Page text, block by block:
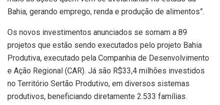
Bahia, gerando emprego, renda e produção de alimentos”.
Os novos investimentos anunciados se somam a 89
projetos que estão sendo executados pelo projeto Bahia
Produtiva, executado pela Companhia de Desenvolvimento
e Ação Regional (CAR). Já são R$33,4 milhões investidos
no Território Sertão Produtivo, em diversos sistemas
produtivos, beneficiando diretamente 2.533 famílias.